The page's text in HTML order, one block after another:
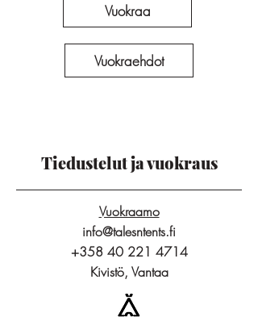
Vuokraa
Vuokraehdot
Tiedustelut ja vuokraus
Vuokraamo
info@talesntents.fi
+358 40 221 4714
Kivistö, Vantaa